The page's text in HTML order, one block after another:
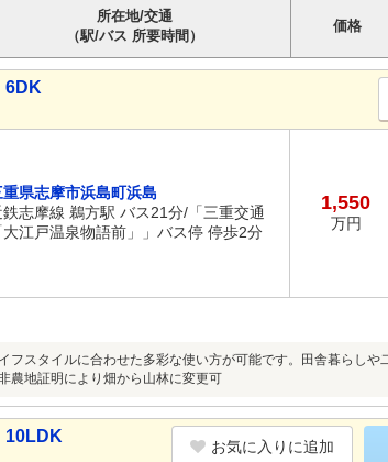
所在地/交通
（駅/バス 所要時間）
価格
6DK
重県志摩市浜島町浜島
鉄志摩線 鵜方駅 バス21分/「三重交通
大江戸温泉物語前」」バス停 停歩2分
1,550
万円
フスタイルに合わせた多彩な使い方が可能です。田舎暮らし
農地証明により畑から山林に変更可
10LDK
お気に入りに追加